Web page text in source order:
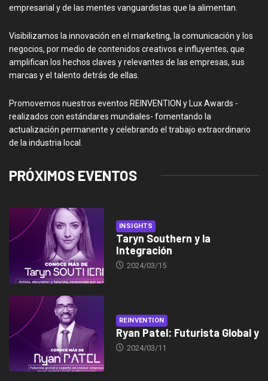
empresarial y de las mentes vanguardistas que la alimentan.
Visibilizamos la innovación en el marketing, la comunicación y los
negocios, por medio de contenidos creativos e influyentes, que
amplifican los hechos claves y relevantes de las empresas, sus
marcas y el talento detrás de ellas.
Promovemos nuestros eventos REINVENTION y Lux Awards -
realizados con estándares mundiales- fomentando la
actualización permanente y celebrando el trabajo extraordinario
de la industria local.
PRÓXIMOS EVENTOS
INSIGHTS
Taryn Southern y la
Integración
2024/03/15
REINVENTION
Ryan Patel: Futurista Global y
2024/03/11